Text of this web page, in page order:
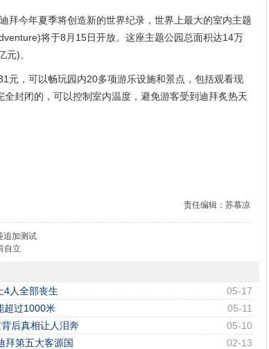
今年夏季将创造新的世界纪录，世界上最大的室内主题
将于8月15日开放。这座主题公园总面积达14万
元)。
，可以畅玩园内20多项游乐设施和景点，包括观看现
封闭的，可以控制室内温度，避免游客受到迪拜炙热天
责任编辑：苏慕凉
追加测试
自立
05-17
4人全部丧生
05-11
超过1000米
05-10
后真相让人泪奔
02-13
拜第五大客源国